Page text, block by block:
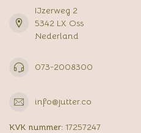
IJzerweg 2
5342 LX Oss
Nederland
073-2008300
info@jutter.co
KVK nummer: 17257247